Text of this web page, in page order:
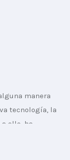
manera
tecnología, la
ello, ha